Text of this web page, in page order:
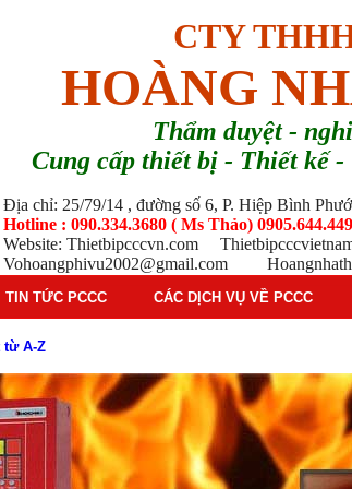
CTY
HOÀNG
Thẩm duyệt -
Cung cấp thiết bị - Thiết kế
Địa chỉ: 25/79/14 , đường số 6, P. Hiệp Bình
Hotline : 090.334.3680 ( Ms Thảo)
Website: Thietbipcccvn.com
Vohoangphivu2002@gmail.com
TIN TỨC PCCC CÁC DỊCH VỤ VỀ PCCC
công trình
Horing
hiện nay
thị trường
huống khẩn cấp hiệu quả
sprinkler tự động
và ứng dụng thực tế